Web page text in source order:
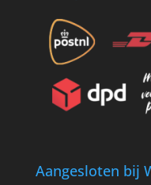
Aangesloten bij